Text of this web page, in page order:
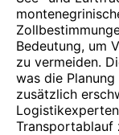
Bedeutung, um
zu vermeiden.
was die
zusätzlich
Transportablauf